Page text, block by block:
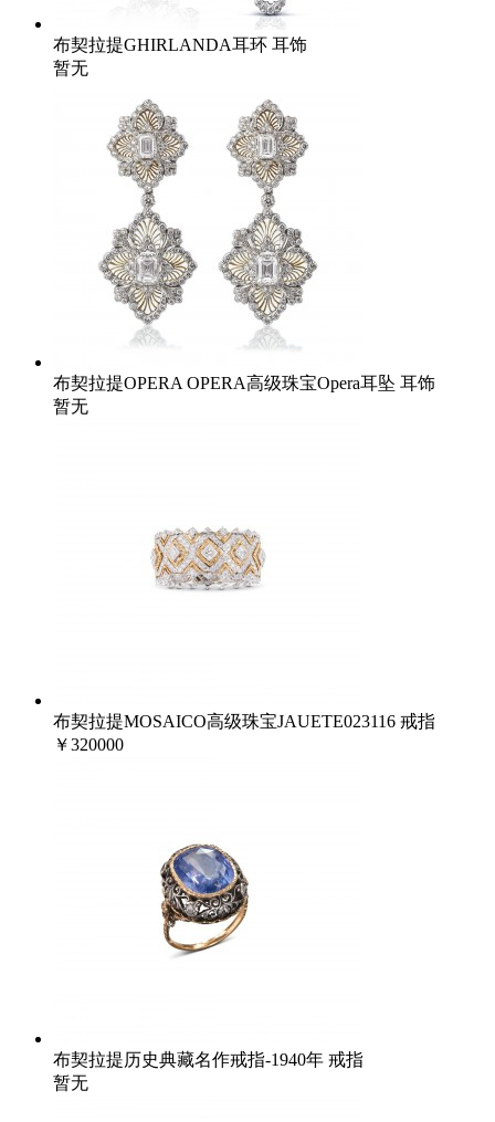
布契拉提GHIRLANDA耳环 耳饰
暂无
布契拉提OPERA OPERA高级珠宝Opera耳坠 耳饰
暂无
布契拉提MOSAICO高级珠宝JAUETE023116 戒指
￥320000
布契拉提历史典藏名作戒指-1940年 戒指
暂无